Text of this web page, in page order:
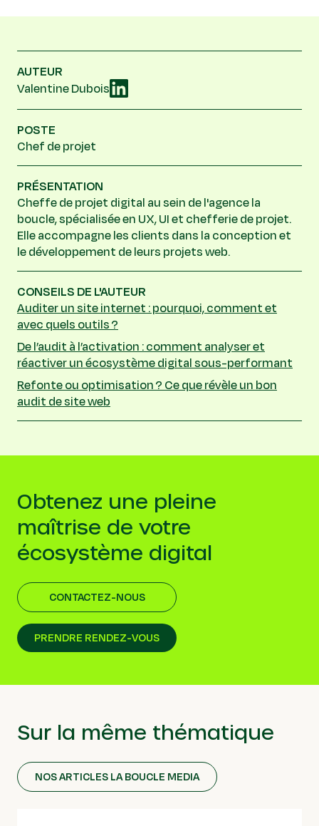
AUTEUR
Valentine Dubois
POSTE
Chef de projet
PRÉSENTATION
Cheffe de projet digital au sein de l'agence la
boucle, spécialisée en UX, UI et chefferie de projet.
Elle accompagne les clients dans la conception et
le développement de leurs projets web.
CONSEILS DE L'AUTEUR
Auditer un site internet : pourquoi, comment et
avec quels outils ?
De l’audit à l’activation : comment analyser et
réactiver un écosystème digital sous-performant
Refonte ou optimisation ? Ce que révèle un bon
audit de site web
Obtenez une pleine
maîtrise de votre
écosystème digital
CONTACTEZ-NOUS
PRENDRE RENDEZ-VOUS
Sur la même thématique
NOS ARTICLES LA BOUCLE MEDIA